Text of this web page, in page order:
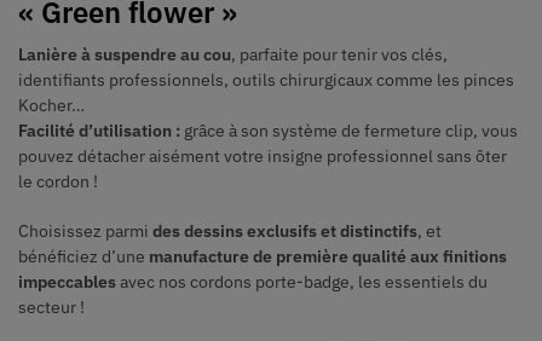
« Green flower »
Lanière à suspendre au cou, parfaite pour tenir vos clés,
identifiants professionnels, outils chirurgicaux comme les pinces
Kocher…
Facilité d’utilisation : grâce à son système de fermeture clip, vous
pouvez détacher aisément votre insigne professionnel sans ôter
le cordon !
Choisissez parmi des dessins exclusifs et distinctifs, et
bénéficiez d’une manufacture de première qualité aux finitions
impeccablesavec nos cordons porte-badge, les essentiels du
secteur !